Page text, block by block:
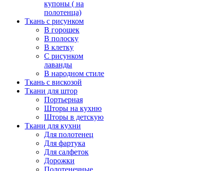
купоны ( на
полотенца)
Ткань с рисунком
В горошек
В полоску
В клетку
С рисунком
лаванды
В народном стиле
Ткань с вискозой
Ткани для штор
Портьерная
Шторы на кухню
Шторы в детскую
Ткани для кухни
Для полотенец
Для фартука
Для салфеток
Дорожки
Полотенечные